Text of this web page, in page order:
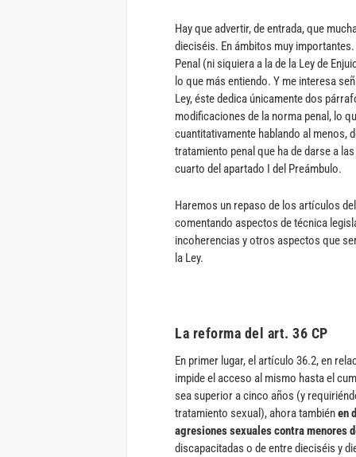
Hay que advertir, de entrada, que
dieciséis. En ámbitos muy
Penal (ni siquiera a la de la Ley de
lo que más entiendo. Y me interesa
Ley, éste dedica únicamente dos
modificaciones de la norma penal, lo
cuantitativamente hablando al menos,
tratamiento penal que ha de darse a
cuarto del apartado I del Preámbulo.
Haremos un repaso de los artículos
comentando aspectos de técnica
incoherencias y otros aspectos que
la Ley.
La reforma del art. 36 CP
En primer lugar, el artículo 36.2, en
impide el acceso al mismo hasta el
sea superior a cinco años (y
tratamiento sexual), ahora tambiénen
agresiones sexuales contra menores
discapacitadas o de entre dieciséis y